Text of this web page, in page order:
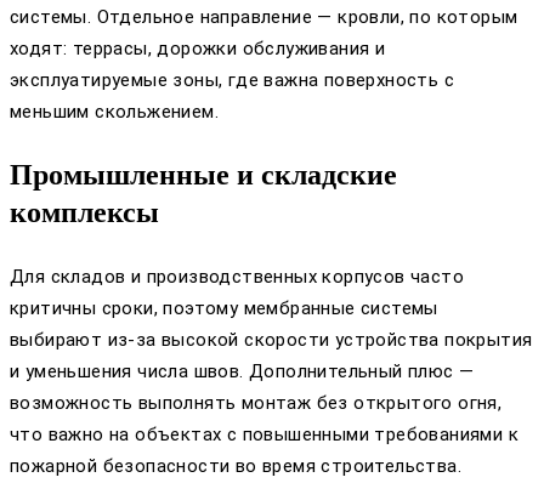
системы. Отдельное направление — кровли, по которым
ходят: террасы, дорожки обслуживания и
эксплуатируемые зоны, где важна поверхность с
меньшим скольжением.
Промышленные и складские
комплексы
Для складов и производственных корпусов часто
критичны сроки, поэтому мембранные системы
выбирают из‑за высокой скорости устройства покрытия
и уменьшения числа швов. Дополнительный плюс —
возможность выполнять монтаж без открытого огня,
что важно на объектах с повышенными требованиями к
пожарной безопасности во время строительства.